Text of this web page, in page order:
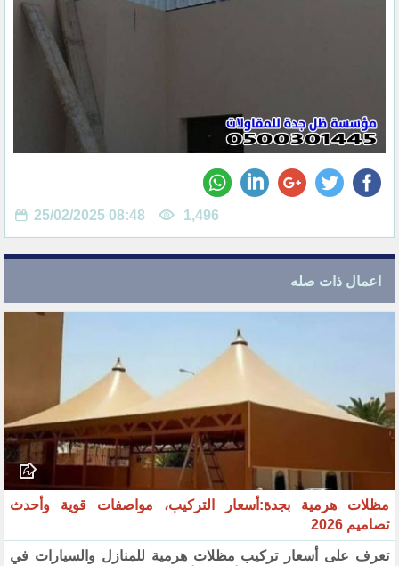
25/02/2025 08:48 1,496
اعمال ذات صله
مظلات هرمية بجدة:أسعار التركيب، مواصفات قوية وأحدث
تصاميم 2026
تعرف على أسعار تركيب مظلات هرمية للمنازل والسيارات في